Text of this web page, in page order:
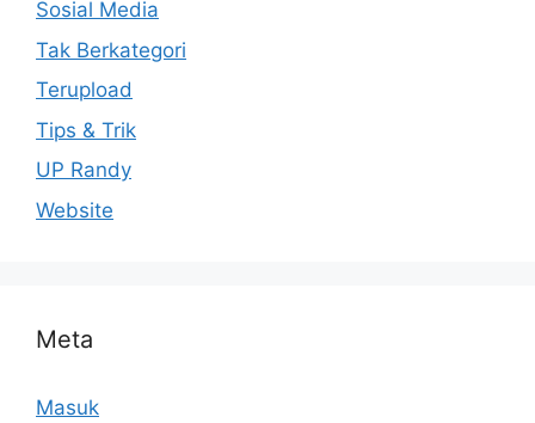
Sosial Media
Tak Berkategori
Terupload
Tips & Trik
UP Randy
Website
Meta
Masuk